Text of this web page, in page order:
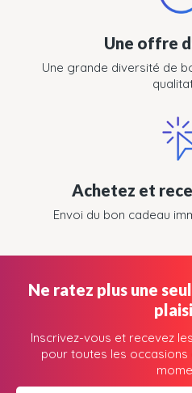
Une offre
Une grande diversité de
Achetez et
Envoi du bon cadeau
Ne ratez plus une
Inscrivez-vous et recevez
pour toutes les occasions